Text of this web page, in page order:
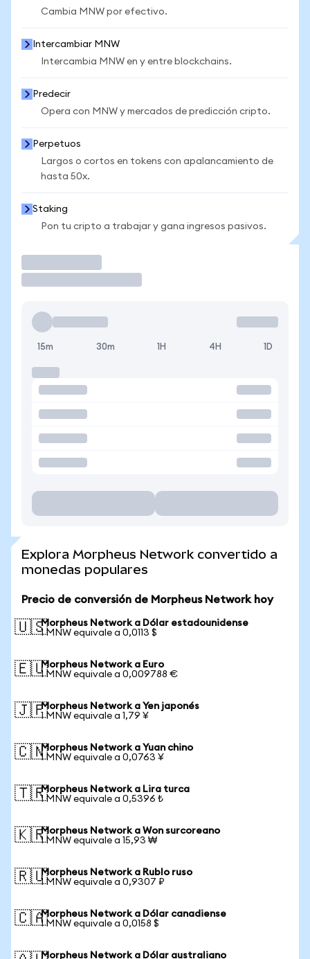
Cambia MNW por efectivo.
Intercambiar MNW
Intercambia MNW en y entre blockchains.
Predecir
Opera con MNW y mercados de predicción cripto.
Perpetuos
Largos o cortos en tokens con apalancamiento de
hasta 50x.
Staking
Pon tu cripto a trabajar y gana ingresos pasivos.
15m 30m 1H 4H 1D
Explora Morpheus Network convertido a
monedas populares
Precio de conversión de Morpheus Network hoy
🇺🇸Morpheus Network a Dólar estadounidense
1 MNW equivale a 0,0113 $
🇪🇺Morpheus Network a Euro
1 MNW equivale a 0,009788 €
🇯🇵Morpheus Network a Yen japonés
1 MNW equivale a 1,79 ¥
🇨🇳Morpheus Network a Yuan chino
1 MNW equivale a 0,0763 ¥
🇹🇷Morpheus Network a Lira turca
1 MNW equivale a 0,5396 ₺
🇰🇷Morpheus Network a Won surcoreano
1 MNW equivale a 15,93 ₩
🇷🇺Morpheus Network a Rublo ruso
1 MNW equivale a 0,9307 ₽
🇨🇦Morpheus Network a Dólar canadiense
1 MNW equivale a 0,0158 $
Morpheus Network a Dólar australiano